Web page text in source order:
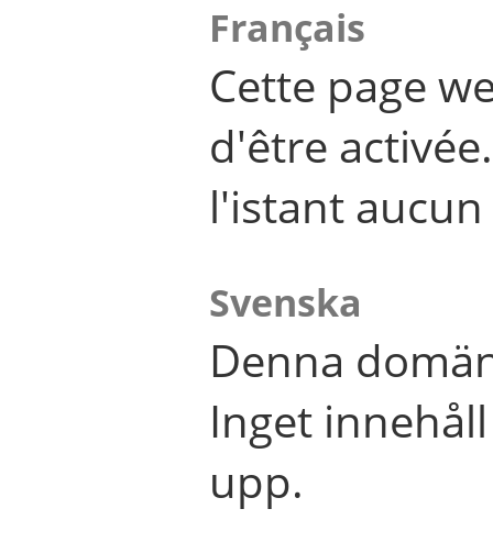
Français
Cette page
d'être
l'istant
Svenska
Denna
Inget
upp.